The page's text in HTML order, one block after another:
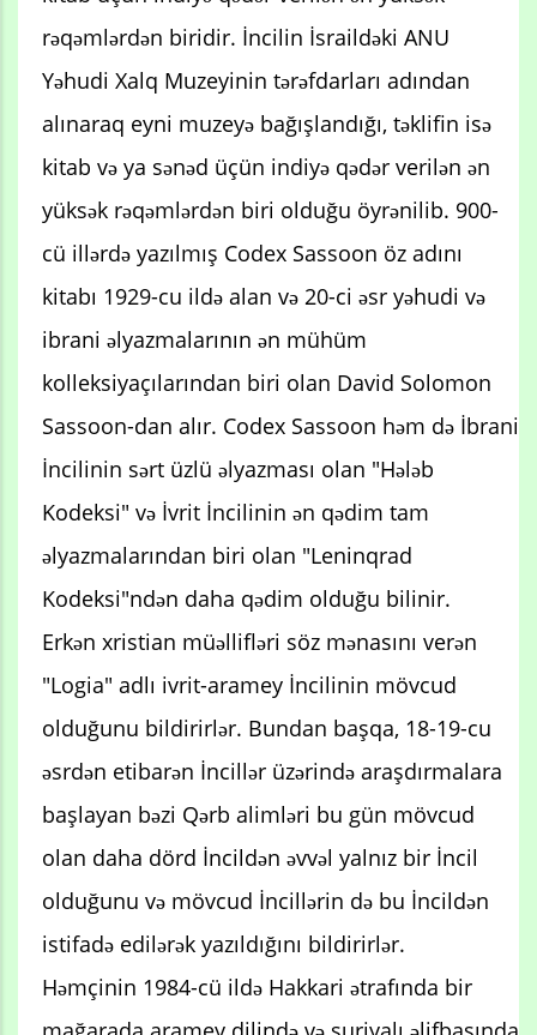
rəqəmlərdən biridir. İncilin İsraildəki ANU
Yəhudi Xalq Muzeyinin tərəfdarları adından
alınaraq eyni muzeyə bağışlandığı, təklifin isə
kitab və ya sənəd üçün indiyə qədər verilən ən
yüksək rəqəmlərdən biri olduğu öyrənilib. 900-
cü illərdə yazılmış Codex Sassoon öz adını
kitabı 1929-cu ildə alan və 20-ci əsr yəhudi və
ibrani əlyazmalarının ən mühüm
kolleksiyaçılarından biri olan David Solomon
Sassoon-dan alır. Codex Sassoon həm də İbrani
İncilinin sərt üzlü əlyazması olan "Hələb
Kodeksi" və İvrit İncilinin ən qədim tam
əlyazmalarından biri olan "Leninqrad
Kodeksi"ndən daha qədim olduğu bilinir.
Erkən xristian müəllifləri söz mənasını verən
"Logia" adlı ivrit-aramey İncilinin mövcud
olduğunu bildirirlər. Bundan başqa, 18-19-cu
əsrdən etibarən İncillər üzərində araşdırmalara
başlayan bəzi Qərb alimləri bu gün mövcud
olan daha dörd İncildən əvvəl yalnız bir İncil
olduğunu və mövcud İncillərin də bu İncildən
istifadə edilərək yazıldığını bildirirlər.
Həmçinin 1984-cü ildə Hakkari ətrafında bir